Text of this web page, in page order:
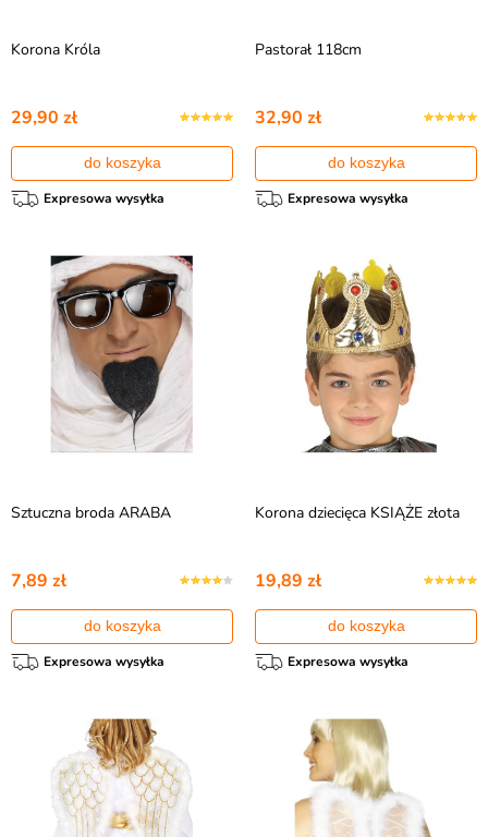
Korona Króla
29,90 zł
do koszyka
Expresowa wysyłka
Pastorał 118cm
32,90 zł
do koszyka
Expresowa wysyłka
Sztuczna broda ARABA
7,89 zł
do koszyka
Expresowa wysyłka
Korona dziecięca KSIĄŻE złota
19,89 zł
do koszyka
Expresowa wysyłka